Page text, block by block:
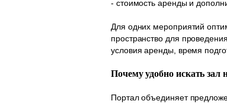
- стоимость аренды и
Для одних мероприятий
пространство для
условия аренды, время
Почему удобно искать зал
Портал объединяет